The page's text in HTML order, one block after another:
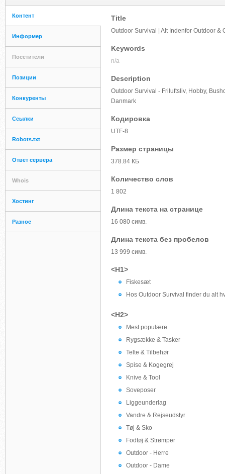
Контент
Информер
Посетители
Позиции
Конкуренты
Ссылки
Robots.txt
Ответ сервера
Whois
Хостинг
Разное
Title
Outdoor Survival | Alt Indenfor Outdoor &
Keywords
n/a
Description
Outdoor Survival - Friluftsliv, Hobby,
Danmark
Кодировка
UTF-8
Размер страницы
378.84 КБ
Количество слов
1 802
Длина текста на странице
16 080 симв.
Длина текста без пробелов
13 999 симв.
<H1>
Fiskesæt
Hos Outdoor Survival finder du alt
<H2>
Mest populære
Rygsække & Tasker
Telte & Tilbehør
Spise & Kogegrej
Knive & Tool
Soveposer
Liggeunderlag
Vandre & Rejseudstyr
Tøj & Sko
Fodtøj & Strømper
Outdoor - Herre
Outdoor - Dame